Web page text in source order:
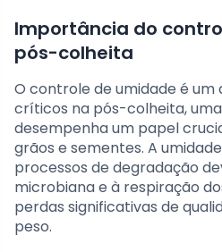
Importância do
pós-colheita
O controle de umidade é um
críticos na pós-colheita,
desempenha um papel
grãos e sementes. A
processos de degradação
microbiana e à respiração
perdas significativas de
peso.